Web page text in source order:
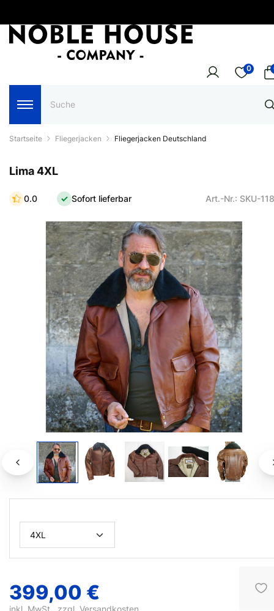
0
Startseite Fliegerjacken Fliegerjacken Deutschland
Lima 4XL
0.0 Sofort lieferbar Art.-Nr.: SKU-
399,00 €
inkl. MwSt., zzgl. Versandkosten